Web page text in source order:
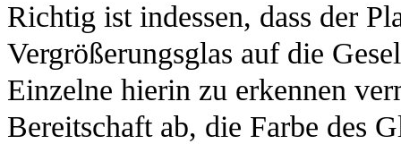
Richtig ist indessen, dass der
Vergrößerungsglas auf die
Einzelne hierin zu erkennen
Bereitschaft ab, die Farbe des